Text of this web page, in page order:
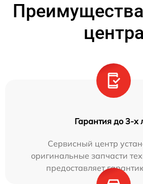
центра
Гарантия до 3-х
Сервисный центр
оригинальные запчасти
предоставляет